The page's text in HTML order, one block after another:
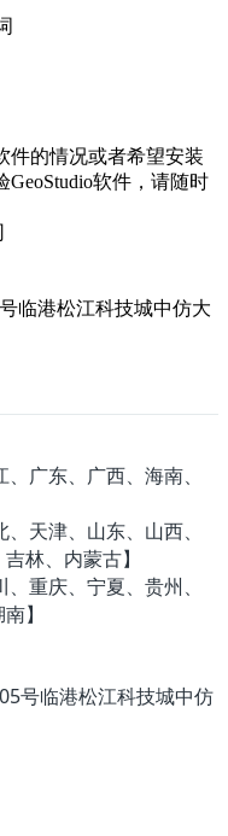
件的情况或者希望安装
GeoStudio软件，请随时
临港松江科技城中仿大
广东、广西、海南、
天津、山东、山西、
林、内蒙古】
重庆、宁夏、贵州、
】
号临港松江科技城中仿